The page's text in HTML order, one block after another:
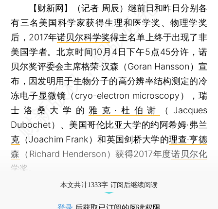
【财新网】（记者 周辰） 继前日和昨日分别各
有三名美国科学家获得生理和医学奖、物理学奖
后，2017年诺贝尔科学奖得主名单上终于出现了非
美国学者。北京时间10月4日下午5点45分许，诺
贝尔奖评委会主席格荣·汉森（Goran Hansson）宣
布，因发明用于生物分子的高分辨率结构测定的冷
冻电子显微镜（cryo-electron microscopy），瑞
士洛桑大学的 雅克·杜伯谢
（Jacques
Dubochet）、美国哥伦比亚大学的约阿希姆·弗兰
克 （Joachim Frank）和英国剑桥大学的理查·亨德
森 （Richard Henderson）获得2017年度诺贝尔化
学奖
本文共计1333字 订阅后继续阅读